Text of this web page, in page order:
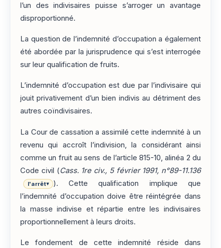
l’un des indivisaires puisse s’arroger un avantage
disproportionné.
La question de l’indemnité d’occupation a également
été abordée par la jurisprudence qui s’est interrogée
sur leur qualification de fruits.
L’indemnité d’occupation est due par l’indivisaire qui
jouit privativement d’un bien indivis au détriment des
autres coïndivisaires.
La Cour de cassation a assimilé cette indemnité à un
revenu qui accroît l’indivision, la considérant ainsi
comme un fruit au sens de l’article 815-10, alinéa 2 du
Code civil (Cass. 1re civ., 5 février 1991, n°89-11.136
l'arrêt▾
). Cette qualification implique que
l’indemnité d’occupation doive être réintégrée dans
la masse indivise et répartie entre les indivisaires
proportionnellement à leurs droits.
Le fondement de cette indemnité réside dans